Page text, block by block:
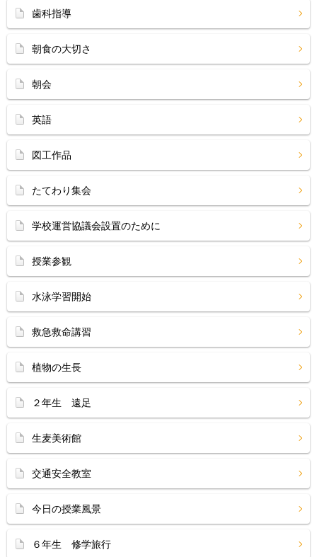
歯科指導
朝食の大切さ
朝会
英語
図工作品
たてわり集会
学校運営協議会設置のために
授業参観
水泳学習開始
救急救命講習
植物の生長
２年生 遠足
生麦美術館
交通安全教室
今日の授業風景
６年生 修学旅行